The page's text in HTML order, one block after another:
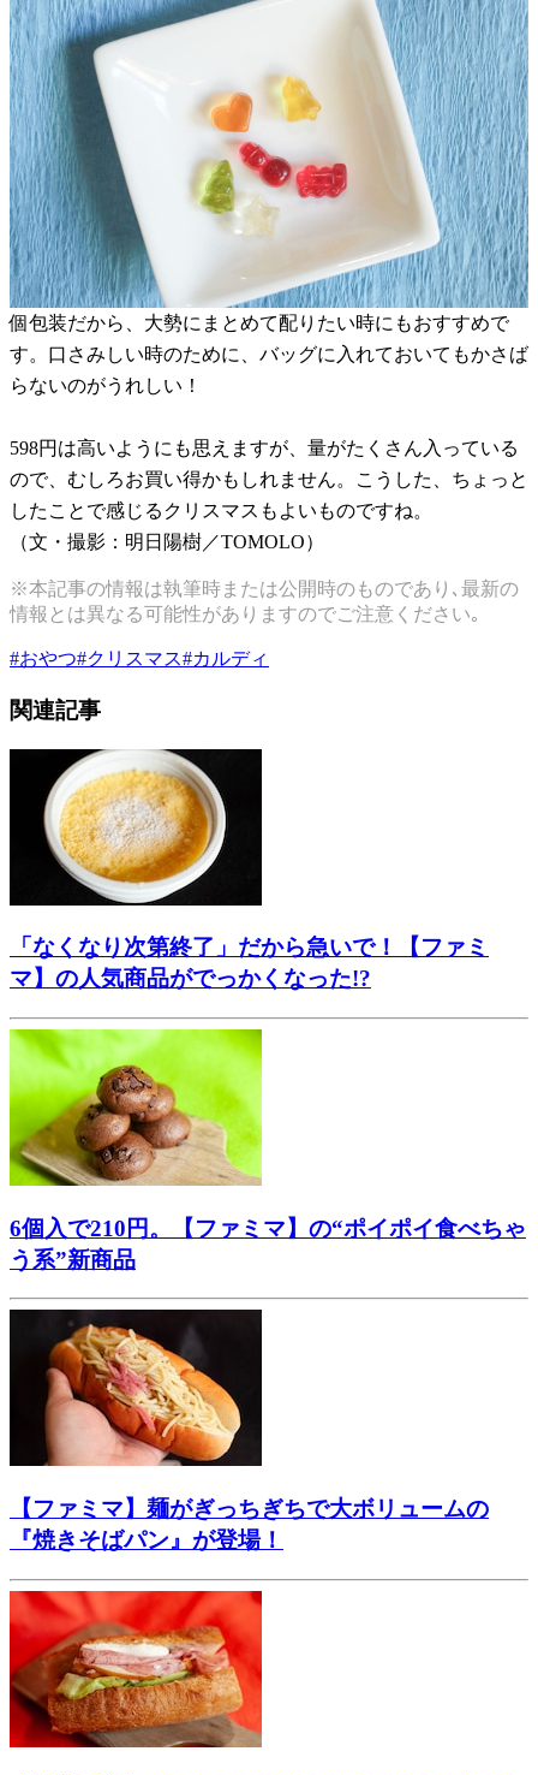
個包装だから、大勢にまとめて配りたい時にもおすすめで
す。口さみしい時のために、バッグに入れておいてもかさば
らないのがうれしい！
598円は高いようにも思えますが、量がたくさん入っている
ので、むしろお買い得かもしれません。こうした、ちょっと
したことで感じるクリスマスもよいものですね。
（文・撮影：明日陽樹／TOMOLO）
※本記事の情報は執筆時または公開時のものであり､最新の
情報とは異なる可能性がありますのでご注意ください｡
#おやつ#クリスマス#カルディ
関連記事
「なくなり次第終了」だから急いで！【ファミ
マ】の人気商品がでっかくなった!?
6個入で210円。【ファミマ】の“ポイポイ食べちゃ
う系”新商品
【ファミマ】麺がぎっちぎちで大ボリュームの
『焼きそばパン』が登場！